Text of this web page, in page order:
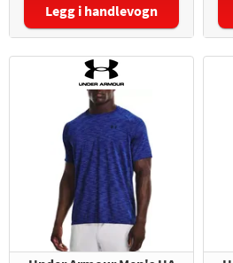
Størrelse:
Legg i handlevogn